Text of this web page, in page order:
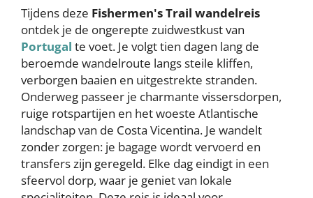
Tijdens deze Fishermen's Trail wandelreis
ontdek je de ongerepte zuidwestkust van
Portugal te voet. Je volgt tien dagen lang de
beroemde wandelroute langs steile kliffen,
verborgen baaien en uitgestrekte stranden.
Onderweg passeer je charmante vissersdorpen,
ruige rotspartijen en het woeste Atlantische
landschap van de Costa Vicentina. Je wandelt
zonder zorgen: je bagage wordt vervoerd en
transfers zijn geregeld. Elke dag eindigt in een
sfeervol dorp, waar je geniet van lokale